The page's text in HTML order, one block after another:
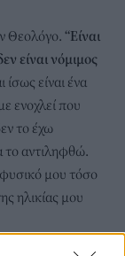
Θεολόγο. “Είναι
είναι νόμιμος
ίσως είναι ένα
ενοχλεί που
το έχω
το αντιληφθώ.
μου τόσο
ηλικίας μου